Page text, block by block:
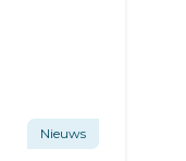
Nieuws